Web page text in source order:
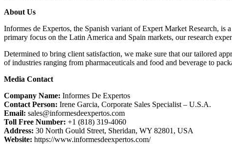
About Us
Informes de Expertos, the Spanish variant of Expert Market Research, is
primary focus on the Latin America and Spain markets, our research
Determined to bring client satisfaction, we make sure that our tailored
of industries ranging from pharmaceuticals and food and beverage to
Media Contact
Company Name: Informes De Expertos
Contact Person: Irene Garcia, Corporate Sales Specialist – U.S.A.
Email: sales@informesdeexpertos.com
Toll Free Number: +1 (818) 319-4060
Address: 30 North Gould Street, Sheridan, WY 82801, USA
Website: https://www.informesdeexpertos.com/